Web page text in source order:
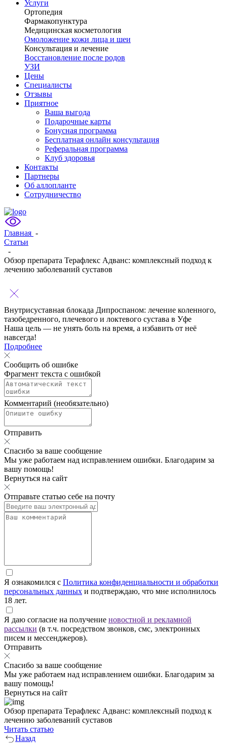
Услуги
Ортопедия
Фармакопунктура
Медицинская косметология
Омоложение кожи лица и шеи
Консультация и лечение
Восстановление после родов
УЗИ
Цены
Специалисты
Отзывы
Приятное
Ваша выгода
Подарочные карты
Бонусная программа
Бесплатная онлайн консультация
Реферальная программа
Клуб здоровья
Контакты
Партнеры
Об аллопланте
Сотрудничество
Главная -
Статьи
-
Обзор препарата Терафлекс Адванс: комплексный подход к
лечению заболеваний суставов
Внутрисуставная блокада Дипроспаном: лечение коленного,
тазобедренного, плечевого и локтевого сустава в Уфе
Наша цель — не унять боль на время, а избавить от неё
навсегда!
Подробнее
Сообщить об ошибке
Фрагмент текста с ошибкой
Комментарий (необязательно)
Отправить
Спасибо за ваше сообщение
Мы уже работаем над исправлением ошибки. Благодарим за
вашу помощь!
Вернуться на сайт
Отправьте статью себе на почту
Я ознакомился с Политика конфиденциальности и обработки
персональных данных и подтверждаю, что мне исполнилось
18 лет.
Я даю согласие на получение новостной и рекламной
рассылки (в т.ч. посредством звонков, смс, электронных
писем и мессенджеров).
Отправить
Спасибо за ваше сообщение
Мы уже работаем над исправлением ошибки. Благодарим за
вашу помощь!
Вернуться на сайт
Обзор препарата Терафлекс Адванс: комплексный подход к
лечению заболеваний суставов
Читать статью
Назад